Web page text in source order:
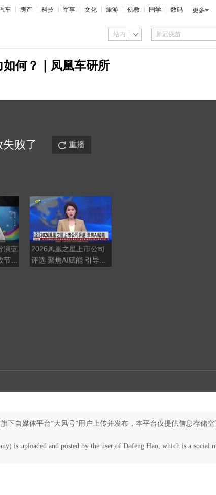
车 房产 科技 军事 文化 旅游 佛教 国学 数码 更多
站内
何？｜凤凰车研所
失败了 重播
演蓝
节
2026凤凰之星上市公司
评选 聚焦AI赋能 引导企
下自媒体平台“大风号”用户上传并发布，本平台仅提供信息存储空
is uploaded and posted by the user of Dafeng Hao, which is a social